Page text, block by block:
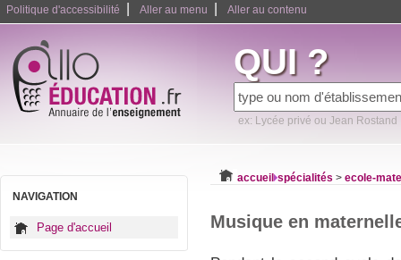
Politique d'accessibilité Aller au menu Aller au contenu
QUI ?
ex: Lycée privé ou Jean Rostand
NAVIGATION
Page d'accueil
accueil spécialités > ecole-
Musique en